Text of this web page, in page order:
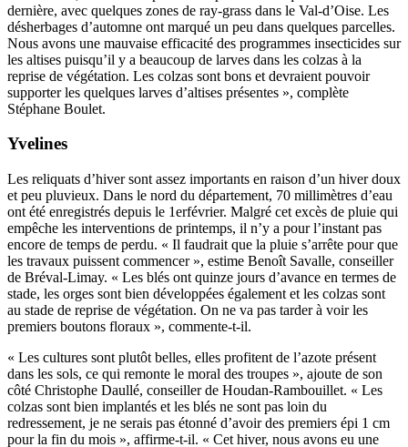
dernière, avec quelques zones de ray-grass dans le Val-d’Oise. Les
désherbages d’automne ont marqué un peu dans quelques parcelles.
Nous avons une mauvaise efficacité des programmes insecticides sur
les altises puisqu’il y a beaucoup de larves dans les colzas à la
reprise de végétation. Les colzas sont bons et devraient pouvoir
supporter les quelques larves d’altises présentes », complète
Stéphane Boulet.
Yvelines
Les reliquats d’hiver sont assez importants en raison d’un hiver doux
et peu pluvieux. Dans le nord du département, 70 millimètres d’eau
ont été enregistrés depuis le 1erfévrier. Malgré cet excès de pluie qui
empêche les interventions de printemps, il n’y a pour l’instant pas
encore de temps de perdu. « Il faudrait que la pluie s’arrête pour que
les travaux puissent commencer », estime Benoît Savalle, conseiller
de Bréval-Limay. « Les blés ont quinze jours d’avance en termes de
stade, les orges sont bien développées également et les colzas sont
au stade de reprise de végétation. On ne va pas tarder à voir les
premiers boutons floraux », commente-t-il.
« Les cultures sont plutôt belles, elles profitent de l’azote présent
dans les sols, ce qui remonte le moral des troupes », ajoute de son
côté Christophe Daullé, conseiller de Houdan-Rambouillet. « Les
colzas sont bien implantés et les blés ne sont pas loin du
redressement, je ne serais pas étonné d’avoir des premiers épi 1 cm
pour la fin du mois », affirme-t-il. « Cet hiver, nous avons eu une